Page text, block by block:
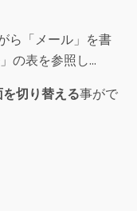
ら「メール」を書
の表を参照し...
切り替える事がで